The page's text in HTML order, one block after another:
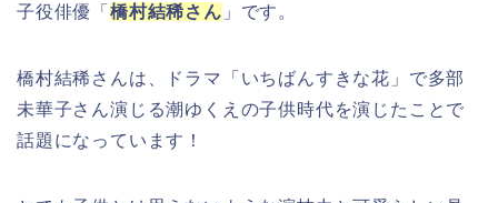
子役俳優「 橋村結稀さん 」です。
橋村結稀さんは、ドラマ「いちばんすきな花」で多部
未華子さん演じる潮ゆくえの子供時代を演じたことで
話題になっています！